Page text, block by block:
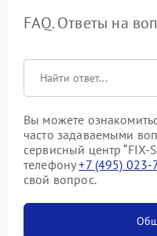
FAQ. Ответы на
Вы можете
часто задаваемыми
сервисный центр
телефону+7 (495) 023-
свой вопрос.